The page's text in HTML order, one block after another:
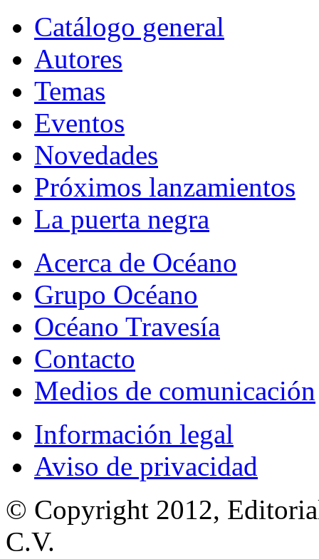
Catálogo general
Autores
Temas
Eventos
Novedades
Próximos lanzamientos
La puerta negra
Acerca de Océano
Grupo Océano
Océano Travesía
Contacto
Medios de comunicación
Información legal
Aviso de privacidad
© Copyright 2012,
C.V.